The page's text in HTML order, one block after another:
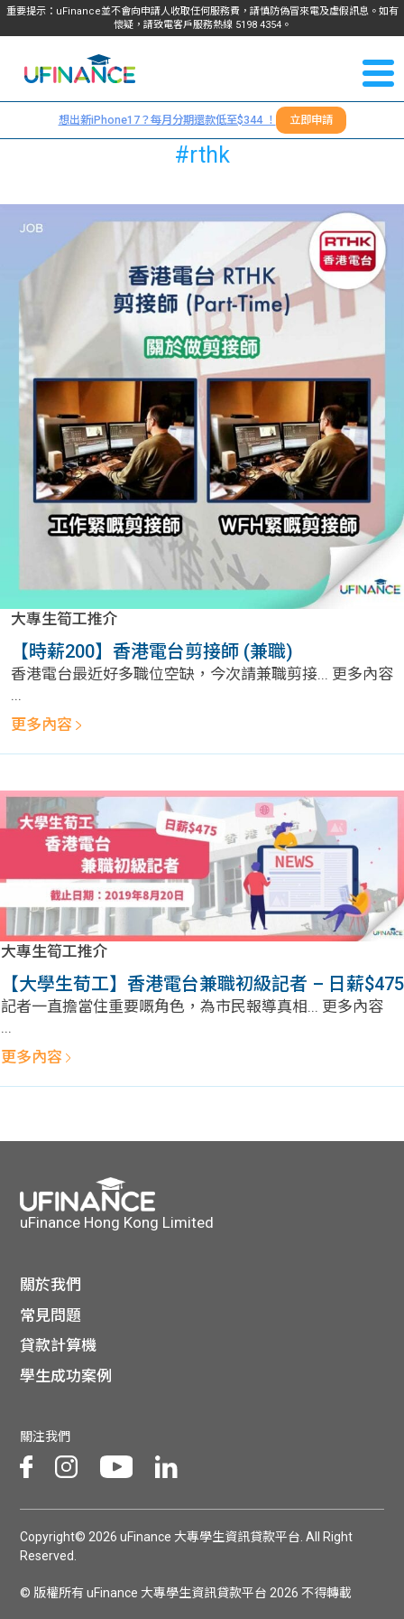
重要提示：uFinance並不會向申請人收取任何服務費，請慎防偽冒來電及虛假訊息。如有
懷疑，請致電客戶服務熱線 5198 4354。
我們
學生
貸款
貸款
計算
機
學生
故事
分享
大學
生學
貸款
計數
機
私人
貸款
學生
資訊
Blog
大專
生筍
工推
介
搵工
Gui
de
ge
Gui
de
Gui
理財
常見
問題
學生
福利
uFina
nce
校園
贊助
聯絡
我們
們
＋
4354
想出新iPhone17？每月分期還款低至$344 ！ 立即申請
#rthk
大專生筍工推介
【時薪200】香港電台剪接師 (兼職)
香港電台最近好多職位空缺，今次請兼職剪接... 更多內容
...
更多內容
大專生筍工推介
【大學生荀工】香港電台兼職初級記者 – 日薪$475
記者一直擔當住重要嘅角色，為市民報導真相... 更多內容
...
更多內容
uFinance Hong Kong Limited
關於我們
常見問題
貸款計算機
學生成功案例
關注我們
Copyright© 2026 uFinance 大專學生資訊貸款平台. All Right
Reserved.
© 版權所有 uFinance 大專學生資訊貸款平台 2026 不得轉載